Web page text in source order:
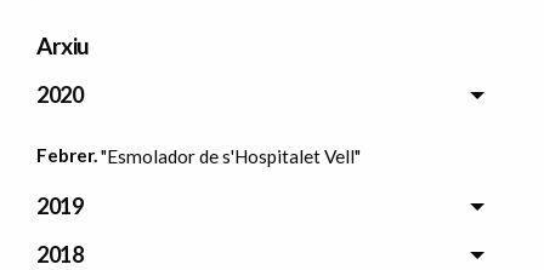
Arxiu
2020
Febrer."Esmolador de s'Hospitalet Vell"
2019
2018